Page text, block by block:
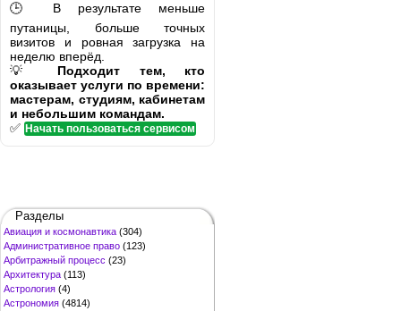
🕒 В результате меньше
путаницы, больше точных
визитов и ровная загрузка на
неделю вперёд.
💡 Подходит тем, кто
оказывает услуги по времени:
мастерам, студиям, кабинетам
и небольшим командам.
✅ Начать пользоваться сервисом
Разделы
Авиация и космонавтика (304)
Административное право (123)
Арбитражный процесс (23)
Архитектура (113)
Астрология (4)
Астрономия (4814)